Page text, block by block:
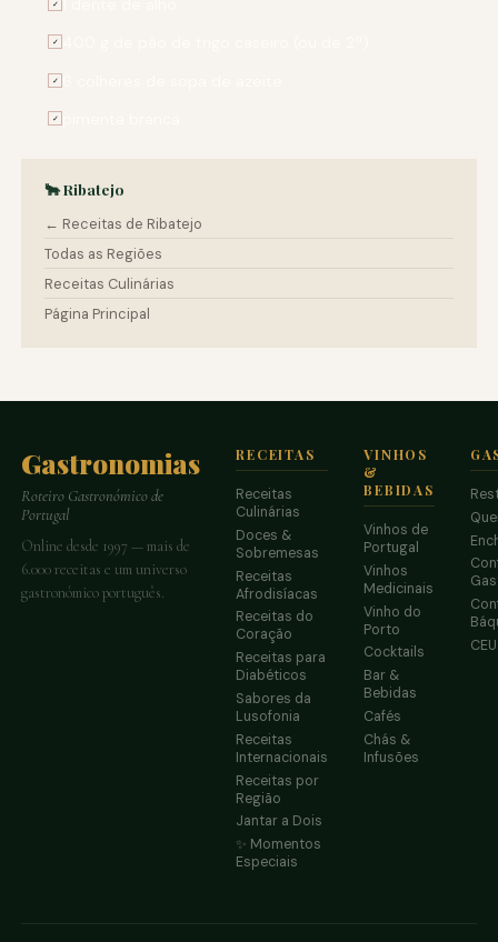
✓
✓
✓
✓
🐂 Ribatejo
← Receitas de Ribatejo
Todas as Regiões
Receitas Culinárias
Página Principal
Gastronomias
Roteiro Gastronómico de
Portugal
Online desde 1997 — mais de
6.000 receitas e um universo
gastronómico português.
RECEITAS
Receitas
Culinárias
Doces &
Sobremesas
Receitas
Afrodisíacas
Receitas do
Coração
Receitas para
Diabéticos
Sabores da
Lusofonia
Receitas
Internacionais
Receitas por
Região
Jantar a Dois
✨ Momentos
Especiais
VINHOS
&
BEBIDAS
Vinhos de
Portugal
Vinhos
Medicinais
Vinho do
Porto
Cocktails
Bar &
Bebidas
Cafés
Chás &
Infusões